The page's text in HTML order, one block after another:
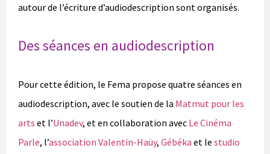
autour de l’écriture d’audiodescription sont organisés.
Des séances en audiodescription
Pour cette édition, le Fema propose quatre séances en
audiodescription, avec le soutien de la Matmut pour les
arts et l’Unadev, et en collaboration avec Le Cinéma
Parle, l’association Valentin-Haüy, Gébéka et le studio